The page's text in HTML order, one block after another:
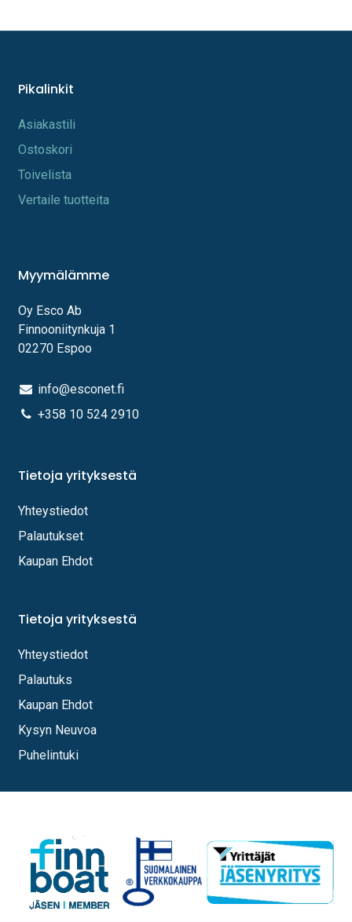
Pikalinkit
A​s​iakastili
Os​toskori
Toi​velista
Vertaile tuotteita
Myymälämme
Oy Esco Ab
Finnooniitynkuja 1
02270 Espoo
info@esconet.fi
+358 10 524 2910
Tietoja yrityksestä
Yhteystiedot
Palautukset
Kaupan Ehdot
Tietoja yrityksestä
Yhteystiedot
Palautuks
Kaupan Ehdot
Kysyn Neuvoa
Puhelintuki